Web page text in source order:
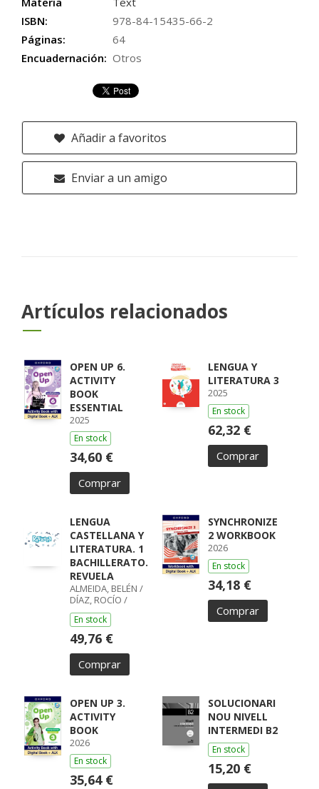
ISBN:
978-84-15435-66-2
Páginas:
64
Encuadernación: Otros
Añadir a favoritos
Enviar a un amigo
Artículos relacionados
OPEN UP 6.
ACTIVITY
BOOK
ESSENTIAL
2025
En stock
34,60 €
Comprar
LENGUA Y
LITERATURA 3
2025
En stock
62,32 €
Comprar
LENGUA
CASTELLANA Y
LITERATURA. 1
BACHILLERATO.
REVUELA
ALMEIDA, BELÉN /
DÍAZ, ROCÍO /
GUMIEL, SILVIA /
PÉREZ, ISABEL /
BOYANO,
RICARDO / LODÍN,
PATRICIA /
ZUBICOA
ARRAIZA, MARÍA /
ELENA / ECHEVA
En stock
49,76 €
Comprar
SYNCHRONIZE
2 WORKBOOK
2026
En stock
34,18 €
Comprar
OPEN UP 3.
ACTIVITY
BOOK
2026
En stock
35,64 €
SOLUCIONARI
NOU NIVELL
INTERMEDI B2
En stock
15,20 €